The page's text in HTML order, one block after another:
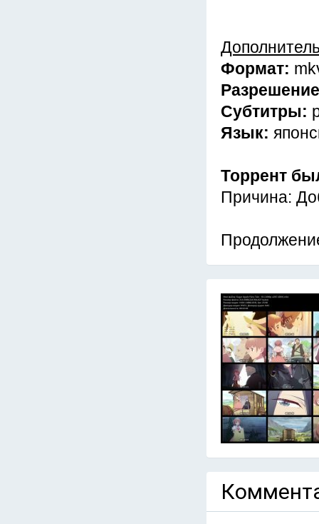
Формат:
Субтитры:
Язык:
Торрент
Причина: